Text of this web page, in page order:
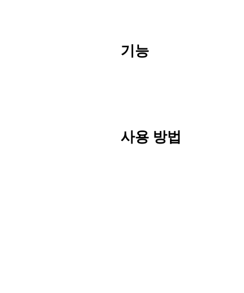
기능
사용 방법